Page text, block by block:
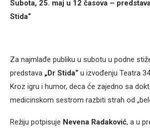
Subota, 25. maj u 12 časova –
Stida“
Za najmlađe publiku u subotu u podne
predstava „Dr Stida“ u izvođenju Teatra
Kroz igru i humor, deca će zajedno sa
medicinskom sestrom razbiti strah od
Režiju potpisuje Nevena Radaković, a u